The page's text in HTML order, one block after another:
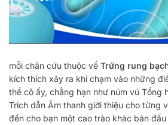
mỗi chân cứu thuộc về Trứng rung
kích thích xảy ra khi chạm vào những
thể cô ấy, chẳng hạn như núm vú Tổng
Trích dẫn Âm thanh giới thiệu cho từng
đến cho bạn một cao trào khác bán đấu